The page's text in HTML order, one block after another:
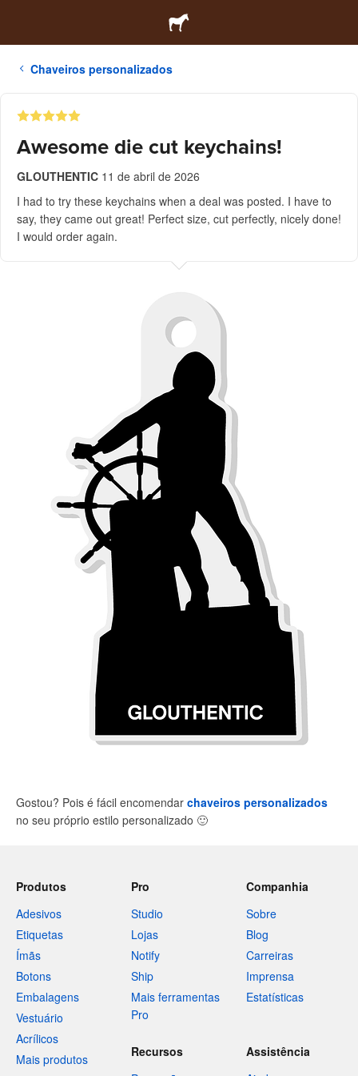
Chaveiros personalizados
Awesome die cut keychains!
GLOUTHENTIC 11 de abril de 2026
I had to try these keychains when a deal was posted. I have to
say, they came out great! Perfect size, cut perfectly, nicely done!
I would order again.
Gostou? Pois é fácil encomendar chaveiros personalizados
no seu próprio estilo personalizado 🙂
Produtos
Adesivos
Etiquetas
Ímãs
Botons
Embalagens
Vestuário
Acrílicos
Mais produtos
Pro
Studio
Lojas
Notify
Ship
Mais ferramentas
Pro
Companhia
Sobre
Blog
Carreiras
Imprensa
Estatísticas
Recursos
Assistência